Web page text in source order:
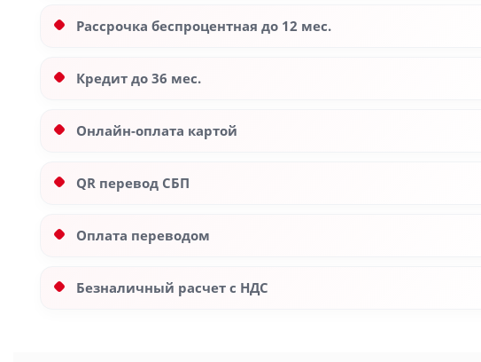
Рассрочка беспроцентная до 12 мес.
Кредит до 36 мес.
Онлайн-оплата картой
QR перевод СБП
Оплата переводом
Безналичный расчет с НДС